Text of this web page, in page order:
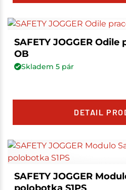
SAFETY JOGGER
OB
Skladem 5pár
DETAIL
SAFETY JOGGER